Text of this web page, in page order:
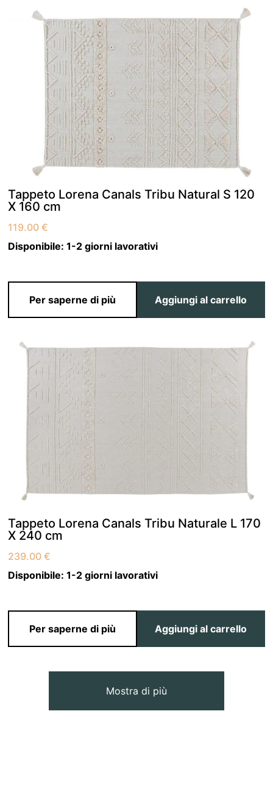
Tappeto Lorena Canals Tribu Natural S 120
X 160 cm
119.00€
Disponibile:1-2 giorni lavorativi
Per saperne di più Aggiungi al carrello
Tappeto Lorena Canals Tribu Naturale L 170
X 240 cm
239.00€
Disponibile:1-2 giorni lavorativi
Per saperne di più Aggiungi al carrello
Mostra di più